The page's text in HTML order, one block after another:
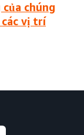
chúng
vị trí